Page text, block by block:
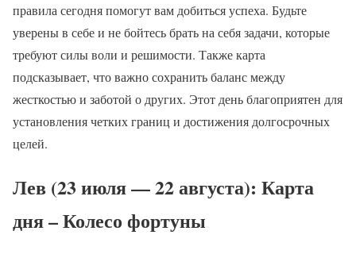
правила сегодня помогут вам добиться успеха. Будьте
уверены в себе и не бойтесь брать на себя задачи, которые
требуют силы воли и решимости. Также карта
подсказывает, что важно сохранить баланс между
жесткостью и заботой о других. Этот день благоприятен для
установления четких границ и достижения долгосрочных
целей.
Лев (23 июля — 22 августа): Карта
дня – Колесо фортуны